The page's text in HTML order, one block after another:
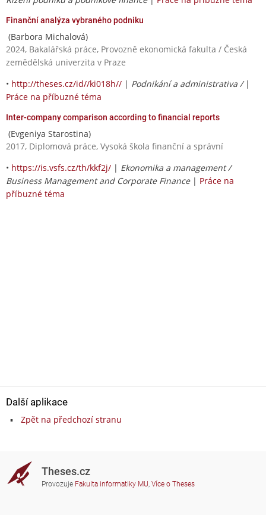
Finanční analýza vybraného podniku
(Barbora Michalová)
2024, Bakalářská práce, Provozně ekonomická fakulta / Česká
zemědělská univerzita v Praze
• http://theses.cz/id//ki018h// | Podnikání a administrativa / |
Práce na příbuzné téma
Inter-company comparison according to financial reports
(Evgeniya Starostina)
2017, Diplomová práce, Vysoká škola finanční a správní
• https://is.vsfs.cz/th/kkf2j/ | Ekonomika a management /
Business Management and Corporate Finance| Práce na
příbuzné téma
Další aplikace
Zpět na předchozí stranu
Theses.cz
Provozuje Fakulta informatiky MU, Více o Theses